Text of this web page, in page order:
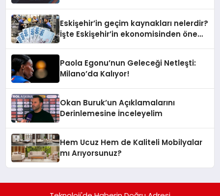
Eskişehir’in geçim kaynakları nelerdir?
İşte Eskişehir’in ekonomisinden öne
Paola Egonu’nun Geleceği Netleşti:
Milano’da Kalıyor!
Okan Buruk’un Açıklamalarını
Derinlemesine İnceleyelim
Hem Ucuz Hem de Kaliteli Mobilyalar
mı Arıyorsunuz?